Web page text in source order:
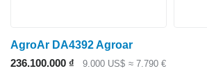
AgroAr DA4392 Agroar
236.100.000 ₫
9.000 US$ ≈ 7.790 €